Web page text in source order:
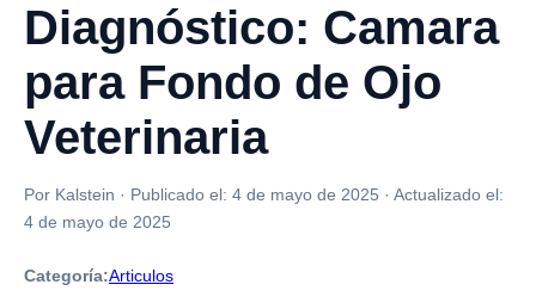
Diagnóstico: Camara
para Fondo de Ojo
Veterinaria
Por Kalstein · Publicado el: 4 de mayo de 2025 · Actualizado el:
4 de mayo de 2025
Categoría:Articulos